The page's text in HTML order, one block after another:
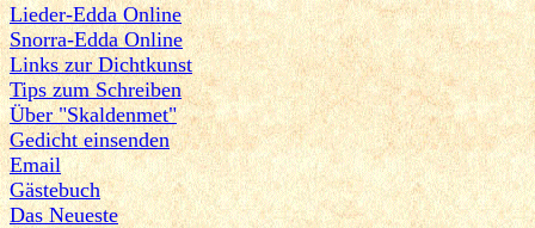
Lieder-Edda Online
Snorra-Edda Online
Links zur Dichtkunst
Tips zum Schreiben
Über "Skaldenmet"
Gedicht einsenden
Email
Gästebuch
Das Neueste